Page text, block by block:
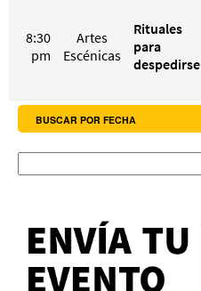
8:30
pm
Artes
Escénicas
Rituales
para
despedirse
BUSCAR POR FECHA